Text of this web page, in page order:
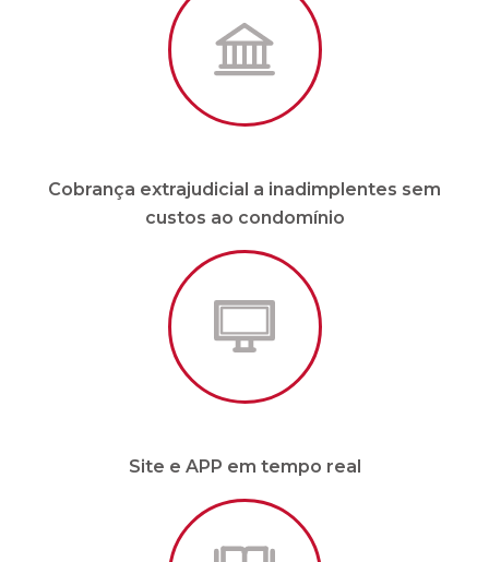
Cobrança extrajudicial a inadimplentes sem
custos ao condomínio
Site e APP em tempo real
Prestação de contas mensal, com total